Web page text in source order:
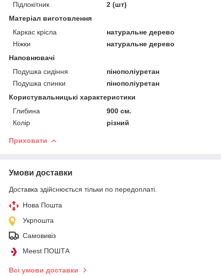
Підлокітник
2 (шт)
Матеріал виготовлення
Каркас крісла
натуральне дерево
Ніжки
натуральне дерево
Наповнювачі
Подушка сидіння
пінополіуретан
Подушка спинки
пінополіуретан
Користувальницькі характеристики
Глибина
900 см.
Колір
різний
Приховати
Умови доставки
Доставка здійснюється тільки по передоплаті.
Нова Пошта
Укрпошта
Самовивіз
Meest ПОШТА
Всі умови доставки